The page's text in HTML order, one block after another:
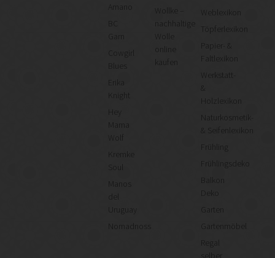
Cowgirl
Knight
Mama
Wolf
Kremke
Manos
Uruguay
Nomadnoss
Wollke –
nachhaltige
kaufen
Weblexikon
Töpferlexikon
Papier- &
Faltlexikon
Werkstatt-
&
Holzlexikon
Naturkosmetik-
& Seifenlexikon
Frühling
Frühlingsdeko
Balkon
Deko
Garten
Gartenmöbel
Regal